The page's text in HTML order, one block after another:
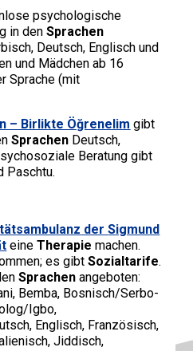
psychologische
in denSprachen
Deutsch, Englisch und
und Mädchen ab 16
Sprache (mit
– Birlikte Öğrenelim gibt
Sprachen Deutsch,
Beratung gibt
Paschtu.
derSigmund
eineTherapie machen.
es gibtSozialtarife.
Sprachen angeboten:
Bemba, Bosnisch/Serbo-
Igbo,
Englisch, Französisch,
Jiddisch,